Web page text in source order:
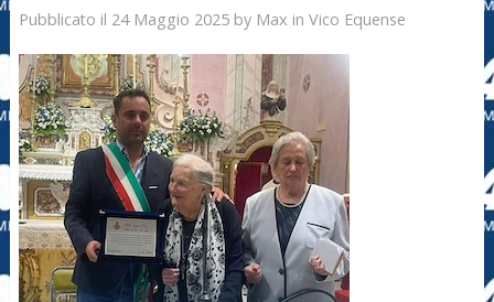
Pubblicato il 24 Maggio 2025by Max in Vico Equense